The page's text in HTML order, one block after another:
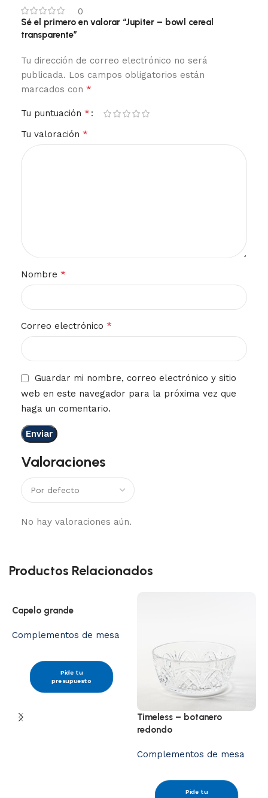
0
Valoraciones
No hay valoraciones aún.
Sé el primero en valorar “Jupiter – bowl cereal
transparente”
Tu dirección de correo electrónico no será
publicada. Los campos obligatorios están
marcados con *
Tu puntuación *
Tu valoración *
Nombre *
Correo electrónico *
Guardar mi nombre, correo electrónico y sitio
web en este navegador para la próxima vez que
haga un comentario.
Productos Relacionados
Capelo grande
Complementos de mesa
Pide tu
presupuesto
Timeless – botanero
redondo
Complementos de mesa
Pide tu